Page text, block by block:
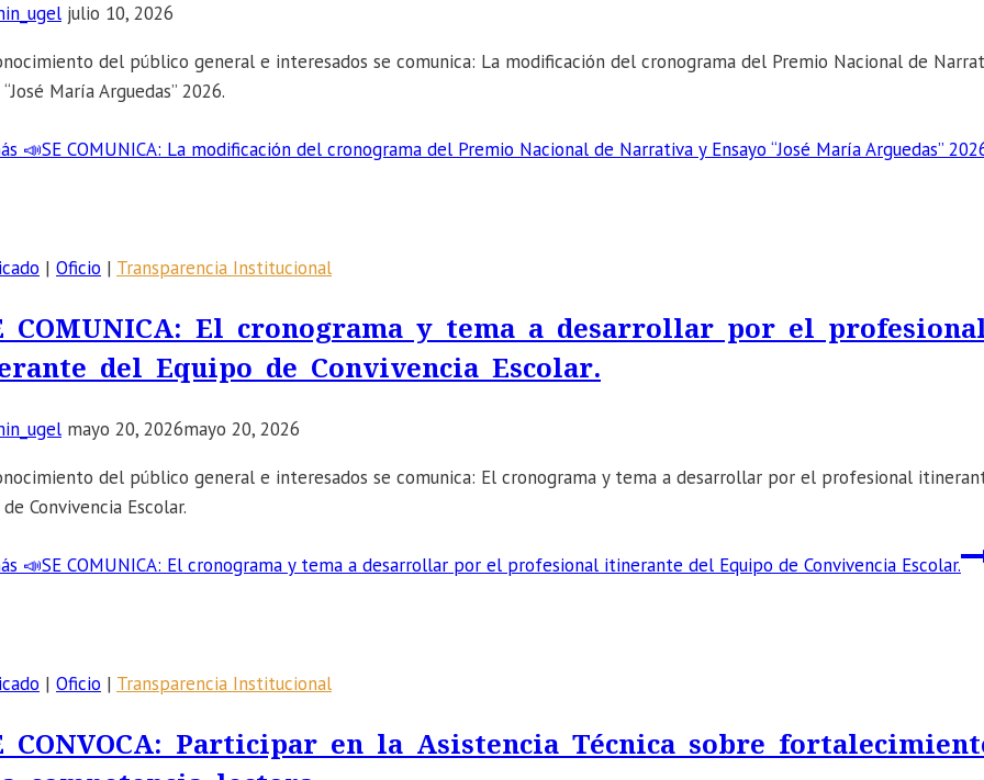
julio 10, 2026
del público general e interesados se comunica: La modificación del cronograma del Premio Nacional de
María Arguedas” 2026.
📣SE COMUNICA: La modificación del cronograma del Premio Nacional de Narrativa y Ensayo “José María Arguedas”
| Oficio | Transparencia Institucional
COMUNICA: El cronograma y tema a desarrollar por el
del Equipo de Convivencia Escolar.
mayo 20, 2026mayo 20, 2026
del público general e interesados se comunica: El cronograma y tema a desarrollar por el profesional
Convivencia Escolar.
📣SE COMUNICA: El cronograma y tema a desarrollar por el profesional itinerante del Equipo de Convivencia Escolar.
| Oficio | Transparencia Institucional
CONVOCA: Participar en la Asistencia Técnica sobre